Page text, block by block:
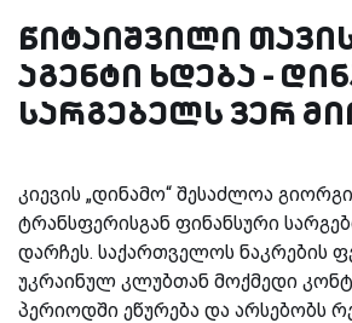
წიტაიშვილი
აგენტი ხდება -
სარგებელს ვერ
კიევის „დინამო“ შესაძლოა
ტრანსფერისგან ფინანსური
დარჩეს. საქართველოს ნაკრების
უკრაინულ კლუბთან მოქმედი
პერიოდში ეწურება და არსებობს